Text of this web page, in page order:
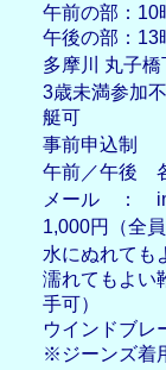
午前の部：10
午後の部：13
多摩川 丸子
3歳未満参加
艇可
事前申込制
午前／午後
メール ：
1,000円（全
水にぬれても
濡れてもよ
手可）
ウインドブレ
※ジーンズ着